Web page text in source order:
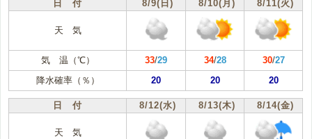
日 付 8/9(日) 8/10(月) 8/11(火)
天 気
気 温（℃） 33/29 34/28 30/27
降水確率（％）
20 20 20
日 付 8/12(水) 8/13(木) 8/14(金)
天 気